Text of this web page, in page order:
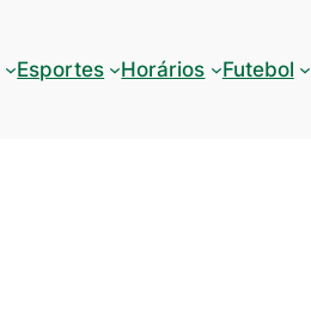
Esportes Horários Futebol